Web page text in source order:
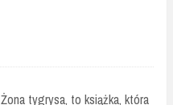
Żona tygrysa, to książka, która